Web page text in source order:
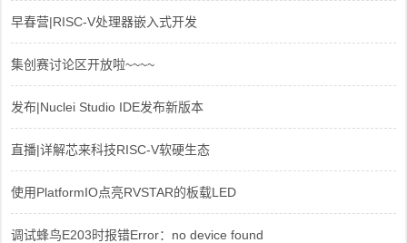
早春营|RISC-V处理器嵌入式开发
集创赛讨论区开放啦~~~~
发布|Nuclei Studio IDE发布新版本
直播|详解芯来科技RISC-V软硬生态
使用PlatformIO点亮RVSTAR的板载LED
调试蜂鸟E203时报错Error：no device found